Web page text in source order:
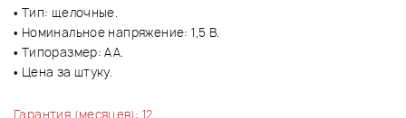
• Тип: щелочные.
• Номинальное напряжение: 1,5 В.
• Типоразмер: AA.
• Цена за штуку.